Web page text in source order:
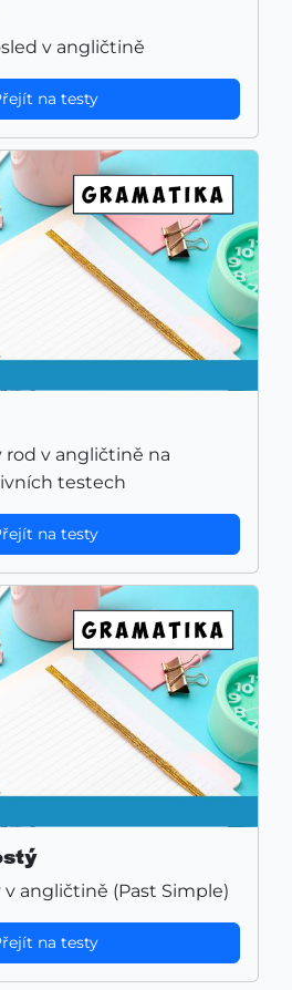
v angličtině
na testy
rod v angličtině na
testech
na testy
angličtině (Past Simple)
na testy